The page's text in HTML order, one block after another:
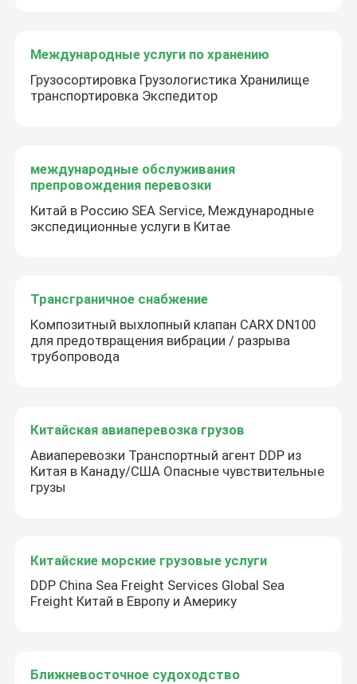
Международные услуги по хранению
Грузосортировка Грузологистика Хранилище
транспортировка Экспедитор
международные обслуживания
препровождения перевозки
Китай в Россию SEA Service, Международные
экспедиционные услуги в Китае
Трансграничное снабжение
Композитный выхлопный клапан CARX DN100
для предотвращения вибрации / разрыва
трубопровода
Китайская авиаперевозка грузов
Авиаперевозки Транспортный агент DDP из
Китая в Канаду/США Опасные чувствительные
грузы
Китайские морские грузовые услуги
DDP China Sea Freight Services Global Sea
Freight Китай в Европу и Америку
Ближневосточное судоходство